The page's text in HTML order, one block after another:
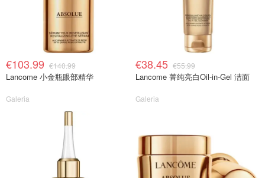
€103.99 €140.99
Lancome 小金瓶眼部精华
Galeria
€38.45 €55.99
Lancome 菁纯亮白Oil-in-Gel 洁面
Galeria